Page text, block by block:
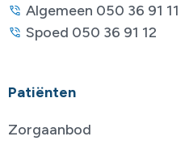
Algemeen 050 36 91 11
Spoed 050 36 91 12
Patiënten
Zorgaanbod